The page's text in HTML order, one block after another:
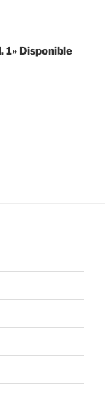
1» Disponible